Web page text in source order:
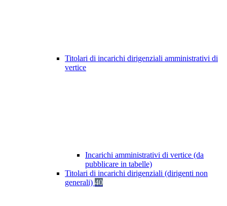
Titolari di incarichi dirigenziali amministrativi di
vertice
Incarichi amministrativi di vertice (da
pubblicare in tabelle)
Titolari di incarichi dirigenziali (dirigenti non
generali) 40